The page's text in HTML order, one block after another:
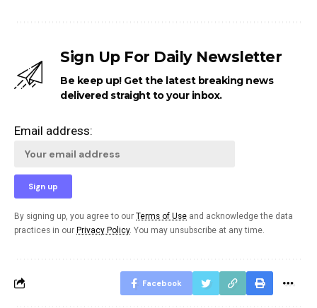
Sign Up For Daily Newsletter
Be keep up! Get the latest breaking news
delivered straight to your inbox.
Email address:
By signing up, you agree to our Terms of Use and acknowledge the data
practices in our Privacy Policy. You may unsubscribe at any time.
Facebook